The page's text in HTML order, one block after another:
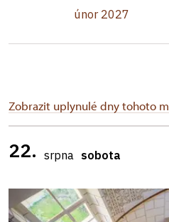
únor 2027
Zobrazit uplynulé dny tohoto
22. srpna sobota